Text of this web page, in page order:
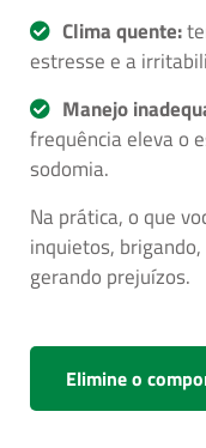
Clima quente:
estresse e a
Manejo
frequência eleva o
sodomia.
Na prática, o que
inquietos,
gerando prejuízos.
Elimine o